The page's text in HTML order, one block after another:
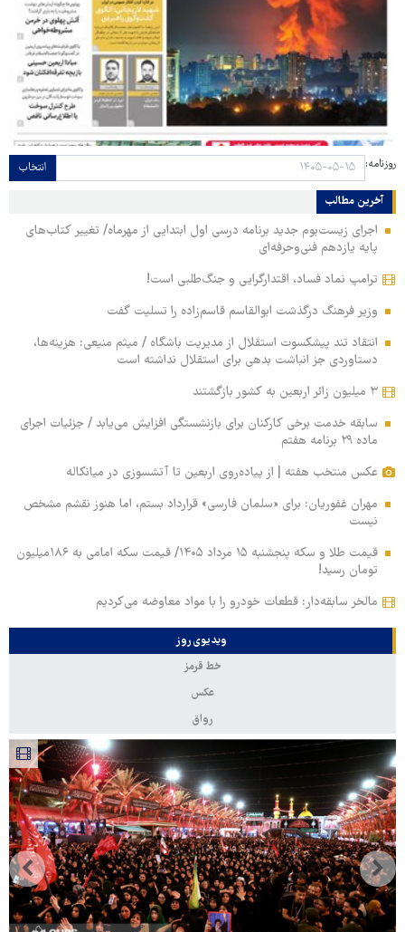
روزنامه: انتخاب
آخرین مطالب
اجرای زیست‌بوم جدید برنامه درسی اول ابتدایی از مهرماه/ تغییر کتاب‌های
پایه یازدهم فنی‌وحرفه‌ای
ترامپ نماد فساد، اقتدارگرایی و جنگ‌طلبی است!
وزیر فرهنگ درگذشت ابوالقاسم قاسم‌زاده را تسلیت گفت
انتقاد تند پیشکسوت استقلال از مدیریت باشگاه / میثم منیعی: هزینه‌ها،
دستاوردی جز انباشت بدهی برای استقلال نداشته است
۳ میلیون زائر اربعین به کشور بازگشتند
سابقه خدمت برخی کارکنان برای بازنشستگی افزایش می‌یابد / جزئیات اجرای
ماده ۲۹ برنامه هفتم
عکس منتخب هفته | از پیاده‌روی اربعین تا آتشسوزی در میانکاله
مهران غفوریان: برای «سلمان فارسی» قرارداد بستم، اما هنوز نقشم مشخص
نیست
قیمت طلا و سکه پنجشنبه ۱۵ مرداد ۱۴۰۵/ قیمت سکه امامی به ۱۸۶میلیون
تومان رسید!
مالخر سابقه‌دار: قطعات خودرو را با مواد معاوضه می‌کردیم
ویدیوی روز
خط قرمز
عکس
رواق